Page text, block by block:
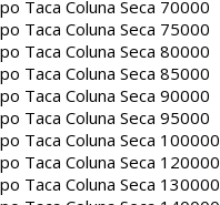
Taca Coluna Seca 70000
Taca Coluna Seca 75000
Taca Coluna Seca 80000
Taca Coluna Seca 85000
Taca Coluna Seca 90000
Taca Coluna Seca 95000
Taca Coluna Seca 100000
Taca Coluna Seca 120000
Taca Coluna Seca 130000